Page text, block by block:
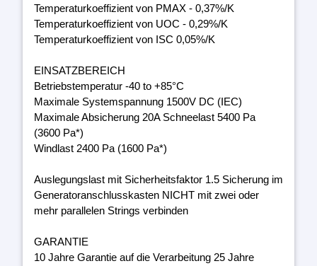
Temperaturkoeffizient von PMAX - 0,37%/K
Temperaturkoeffizient von UOC - 0,29%/K
Temperaturkoeffizient von ISC 0,05%/K
EINSATZBEREICH
Betriebstemperatur -40 to +85°C
Maximale Systemspannung 1500V DC (IEC)
Maximale Absicherung 20A Schneelast 5400 Pa
(3600 Pa*)
Windlast 2400 Pa (1600 Pa*)
Auslegungslast mit Sicherheitsfaktor 1.5 Sicherung im
Generatoranschlusskasten NICHT mit zwei oder
mehr parallelen Strings verbinden
GARANTIE
10 Jahre Garantie auf die Verarbeitung 25 Jahre